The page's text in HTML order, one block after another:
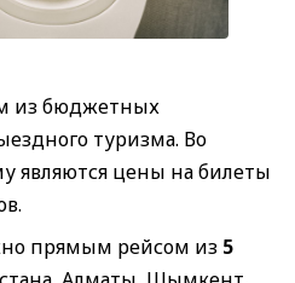
из бюджетных
туризма. Во
являются цены на билеты
прямым рейсом из 5